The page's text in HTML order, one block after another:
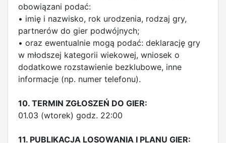
obowiązani podać:
• imię i nazwisko, rok urodzenia, rodzaj gry,
partnerów do gier podwójnych;
• oraz ewentualnie mogą podać: deklarację gry
w młodszej kategorii wiekowej, wniosek o
dodatkowe rozstawienie bezklubowe, inne
informacje (np. numer telefonu).
10. TERMIN ZGŁOSZEŃ DO GIER:
01.03 (wtorek) godz. 22:00
11. PUBLIKACJA LOSOWANIA I PLANU GIER: